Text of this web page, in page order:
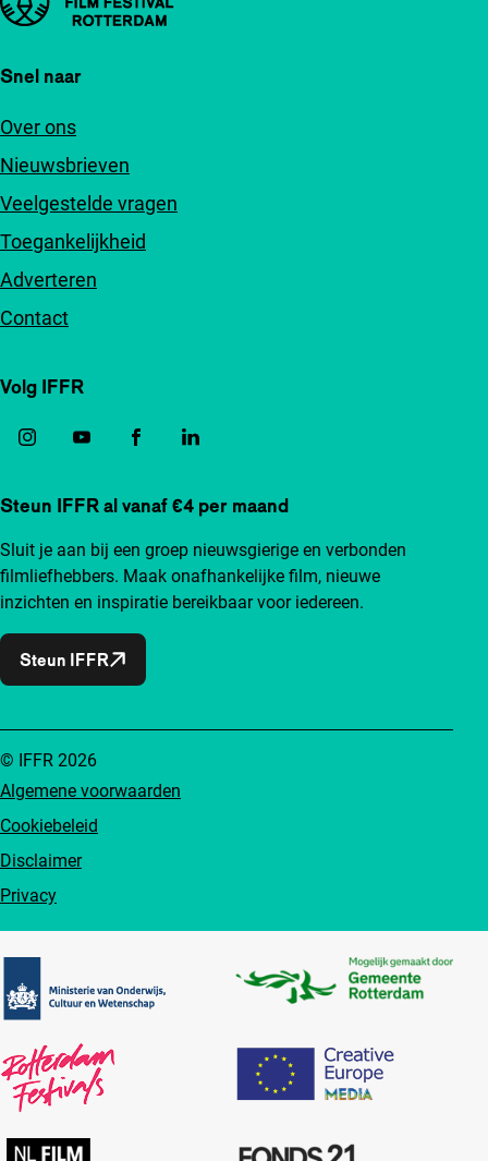
Snel naar
Over ons
Nieuwsbrieven
Veelgestelde vragen
Toegankelijkheid
Adverteren
Contact
Volg IFFR
Steun IFFR al vanaf €4 per maand
Sluit je aan bij een groep nieuwsgierige en verbonden
filmliefhebbers. Maak onafhankelijke film, nieuwe
inzichten en inspiratie bereikbaar voor iedereen.
Steun IFFR
Algemene voorwaarden
Cookiebeleid
Disclaimer
Privacy
© IFFR 2026